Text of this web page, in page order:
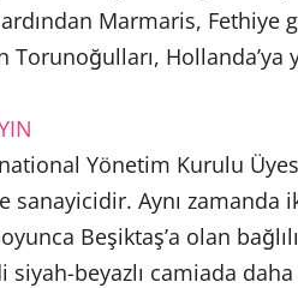
Marmaris, Fethiye
Torunoğulları,
Yönetim Kurulu
Aynı zamanda
Beşiktaş’a olan
beyazlı camiada